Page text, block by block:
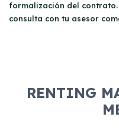
formalización del
consulta con tu asesor
RENTING